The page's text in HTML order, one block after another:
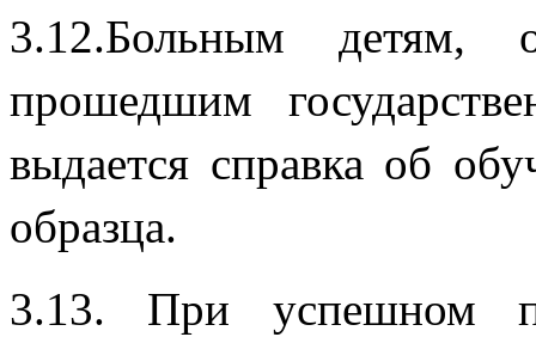
3.12.Больным
прошедшим
выдается справка об
3.13. При успешном